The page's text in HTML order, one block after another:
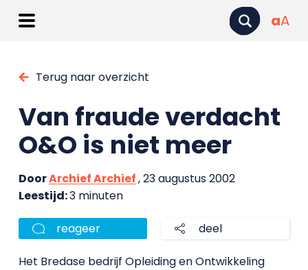
aA
Terug naar overzicht
Van fraude verdacht
O&O is niet meer
DoorArchief Archief, 23 augustus 2002
Leestijd:3 minuten
reageer deel
Het Bredase bedrijf Opleiding en Ontwikkeling